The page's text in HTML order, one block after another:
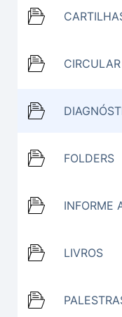
FOLDERS
INFORME
LIVROS